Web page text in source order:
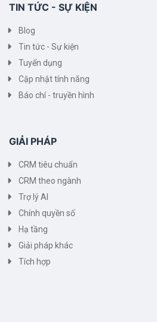
TIN TỨC - SỰ KIỆN
Blog
Tin tức - Sự kiện
Tuyển dụng
Cập nhật tính năng
Báo chí - truyền hình
GIẢI PHÁP
CRM tiêu chuẩn
CRM theo ngành
Trợ lý AI
Chính quyền số
Hạ tầng
Giải pháp khác
Tích hợp